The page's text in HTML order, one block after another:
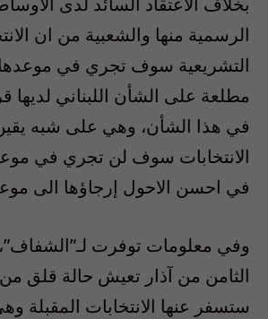
الرسمية منها والشعبية من ان
التشريعية سوف تجري في
مطلعة على الشأن اللبناني لديها
في هذا الشأن، وهي على شبه
الانتخابات سوف لن تجري في
في احسن الاحول إرجاؤها الى
وفي معلومات توفرت
الثامن من آذار تعيش حالة قلق من
ستسفر عنها الانتخابات المقبلة